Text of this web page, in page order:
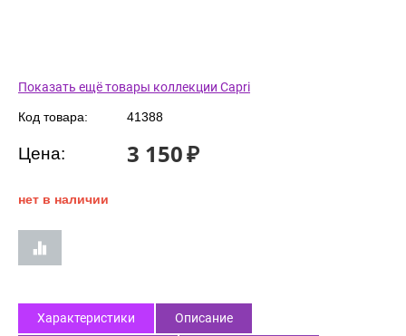
Показать ещё товары коллекции Capri
Код товара: 41388
Цена: 3 150₽
нет в наличии
Характеристики Описание